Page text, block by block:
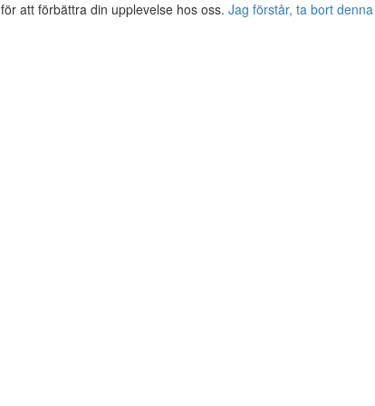
för att förbättra din upplevelse hos oss. Jag förstår, ta bort